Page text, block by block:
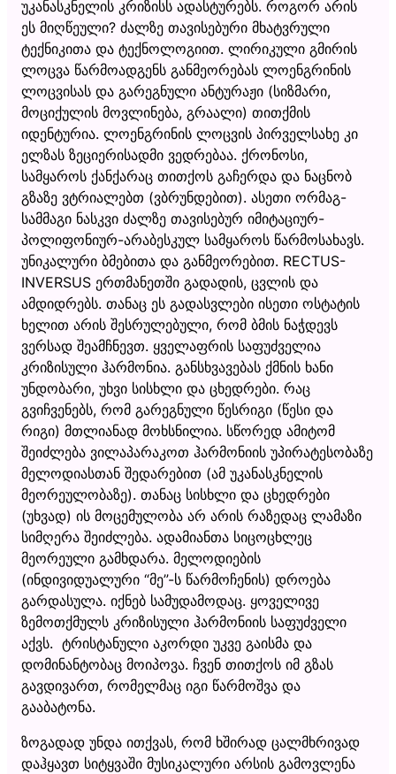
უკანასკნელის კრიზისს ადასტურებს. როგორ არის
ეს მიღწეული? ძალზე თავისებური მხატვრული
ტექნიკითა და ტექნოლოგიით. ლირიკული გმირის
ლოცვა წარმოადგენს განმეორებას ლოენგრინის
ლოცვისას და გარეგნული ანტურაჟი (სიზმარი,
მოციქულის მოვლინება, გრაალი) თითქმის
იდენტურია. ლოენგრინის ლოცვის პირველსახე კი
ელზას ზეციერისადმი ვედრებაა. ქრონოსი,
სამყაროს ქანქარაც თითქოს გაჩერდა და ნაცნობ
გზაზე ვტრიალებთ (ვბრუნდებით). ასეთი ორმაგ-
სამმაგი ნასკვი ძალზე თავისებურ იმიტაციურ-
პოლიფონიურ-არაბესკულ სამყაროს წარმოსახავს.
უნიკალური ბმებითა და განმეორებით. RECTUS-
INVERSUS ერთმანეთში გადადის, ცვლის და
ამდიდრებს. თანაც ეს გადასვლები ისეთი ოსტატის
ხელით არის შესრულებული, რომ ბმის ნაჭდევს
ვერსად შეამჩნევთ. ყველაფრის საფუძველია
კრიზისული ჰარმონია. განსხვავებას ქმნის ხანი
უნდობარი, უხვი სისხლი და ცხედრები. რაც
გვიჩვენებს, რომ გარეგნული წესრიგი (წესი და
რიგი) მთლიანად მოხსნილია. სწორედ ამიტომ
შეიძლება ვილაპარაკოთ ჰარმონიის უპირატესობაზე
მელოდიასთან შედარებით (ამ უკანასკნელის
მეორეულობაზე). თანაც სისხლი და ცხედრები
(უხვად) ის მოცემულობა არ არის რაზედაც ლამაზი
სიმღერა შეიძლება. ადამიანთა სიცოცხლეც
მეორეული გამხდარა. მელოდიების
(ინდივიდუალური “მე”-ს წარმოჩენის) დროება
გარდასულა. იქნებ სამუდამოდაც. ყოველივე
ზემოთქმულს კრიზისული ჰარმონიის საფუძველი
აქვს. ტრისტანული აკორდი უკვე გაისმა და
დომინანტობაც მოიპოვა. ჩვენ თითქოს იმ გზას
გავდივართ, რომელმაც იგი წარმოშვა და
გააბატონა.
ზოგადად უნდა ითქვას, რომ ხშირად ცალმხრივად
დაჰყავთ სიტყვაში მუსიკალური არსის გამოვლენა